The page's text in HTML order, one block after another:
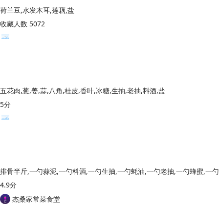
荷兰豆,水发木耳,莲藕,盐
收藏人数 5072
五花肉,葱,姜,蒜,八角,桂皮,香叶,冰糖,生抽,老抽,料酒,盐
5分
4.9分
杰桑家常菜食堂